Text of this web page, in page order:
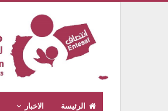
الرئيسة الاخبار